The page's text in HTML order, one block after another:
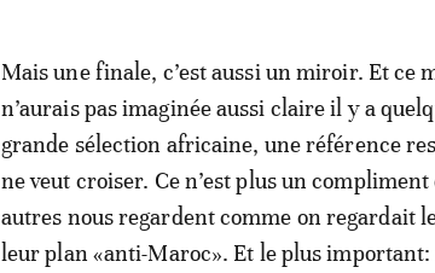
Mais une finale, c’est aussi un miroir. Et ce
n’aurais pas imaginée aussi claire il y a
grande sélection africaine, une référence
ne veut croiser. Ce n’est plus un
autres nous regardent comme on regardait
leur plan «anti-Maroc». Et le plus